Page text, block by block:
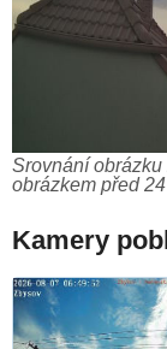
Srovnání
obrázkem před
Kamery